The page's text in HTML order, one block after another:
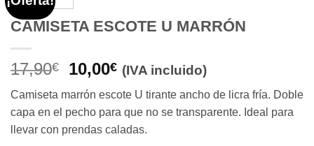
CAMISETA ESCOTE U MARRÓN
17,90€
El
precio
original
era:
17,90€.
10,00€El
actual
es:
10,00€.
(IVA incluido)
Camiseta marrón escote U tirante ancho de licra fría. Doble
capa en el pecho para que no se transparente. Ideal para
llevar con prendas caladas.